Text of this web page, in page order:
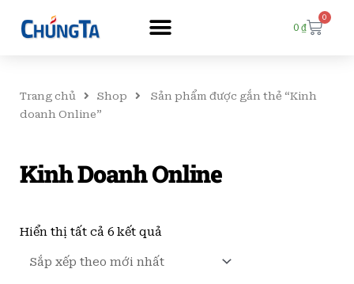
0 ₫
0
Cart
Trang chủ Shop
Sản phẩm được gắn thẻ “Kinh
doanh Online”
Kinh Doanh Online
Hiển thị tất cả 6 kết quả
mới